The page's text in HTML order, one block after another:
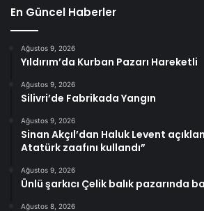
En Güncel Haberler
Ağustos 9, 2026
Yıldırım’da Kurban Pazarı Hareketli
Ağustos 9, 2026
Silivri’de Fabrikada Yangın
Ağustos 9, 2026
Sinan Akçıl’dan Haluk Levent
Atatürk zaafını kullandı”
Ağustos 9, 2026
Ünlü şarkıcı Çelik balık pazarında
Ağustos 8, 2026